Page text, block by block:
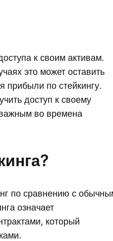
к своим активам.
это может оставить
прибыли по стейкингу.
доступ к своему
важным во времена
по сравнению с
означает
который